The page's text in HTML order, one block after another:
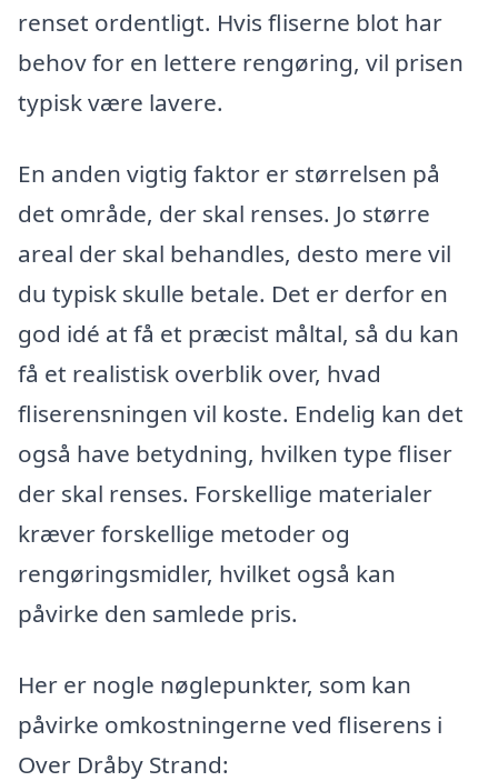
renset ordentligt. Hvis fliserne blot har
behov for en lettere rengøring, vil prisen
typisk være lavere.
En anden vigtig faktor er størrelsen på
det område, der skal renses. Jo større
areal der skal behandles, desto mere vil
du typisk skulle betale. Det er derfor en
god idé at få et præcist måltal, så du kan
få et realistisk overblik over, hvad
fliserensningen vil koste. Endelig kan det
også have betydning, hvilken type fliser
der skal renses. Forskellige materialer
kræver forskellige metoder og
rengøringsmidler, hvilket også kan
påvirke den samlede pris.
Her er nogle nøglepunkter, som kan
påvirke omkostningerne ved fliserens i
Over Dråby Strand: